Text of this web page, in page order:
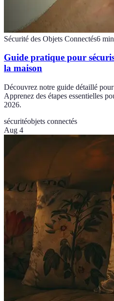
Sécurité des Objets Connectés6 min
Guide pratique pour
la maison
Découvrez notre guide détaillé
Apprenez des étapes essentielles
2026.
sécuritéobjets connectés
Aug 4